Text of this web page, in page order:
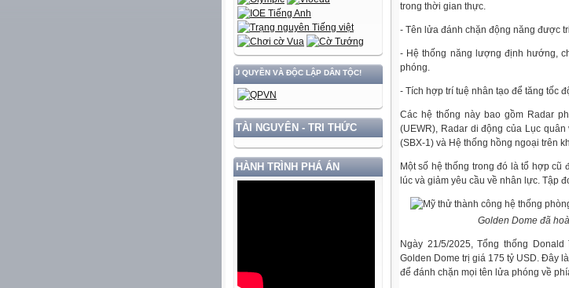
TRIỂN ĐẤT NƯỚC GẮN VỚI BẢO VỆ VỮNG CHẮC CHỦ QUYỀN VÀ ĐỘC LẬP DÂN TỘC!
TÀI NGUYÊN - TRI THỨC
HÀNH TRÌNH PHÁ ÁN
trong thời gian thực.
- Tên lửa đánh chặn động năng được
- Hệ thống năng lượng định hướng,
phóng.
- Tích hợp trí tuệ nhân tạo để tăng tốc
Các hệ thống này bao gồm Radar
(UEWR), Radar di động của Lục
(SBX-1) và Hệ thống hồng ngoại trên
Một số hệ thống trong đó là tổ hợp
lúc và giảm yêu cầu về nhân lực. Tập
Golden Dome đã
Ngày 21/5/2025, Tổng thống
Golden Dome trị giá 175 tỷ USD. Đây
để đánh chặn mọi tên lửa phóng về